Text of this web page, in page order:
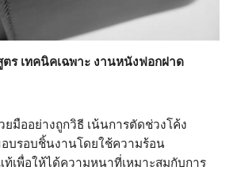
ตร เทคนิคเฉพาะ งานหนังฟอกฝาด
มืออย่างถูกวิธี เน้นการตัดช่วงโค้ง
อบรอบชิ้นงานโดยใช้ความร้อน
ท้เพื่อให้ได้ความหนาที่เหมาะสมกับการ